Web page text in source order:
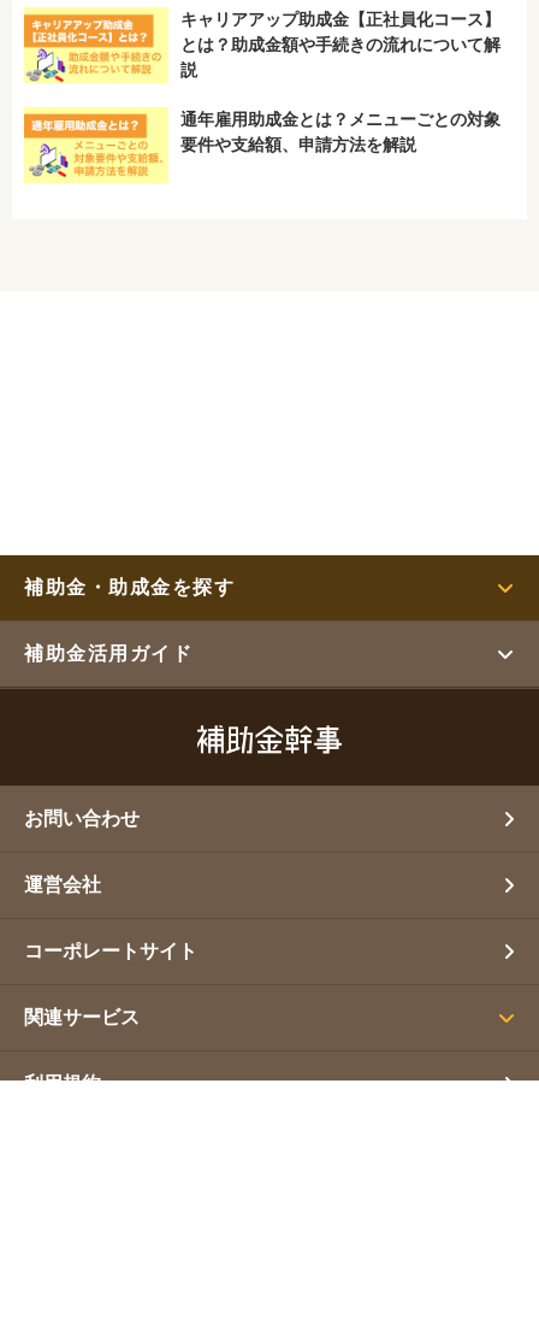
キャリアアップ助成金【正社員化コース】
とは？助成金額や手続きの流れについて解
説
通年雇用助成金とは？メニューごとの対象
要件や支給額、申請方法を解説
補助金・助成金を探す
補助金活用ガイド
お問い合わせ
運営会社
コーポレートサイト
関連サービス
利用規約